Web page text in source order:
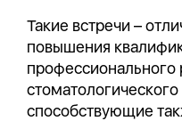
Такие встречи –
повышения
профессионального
способствующие